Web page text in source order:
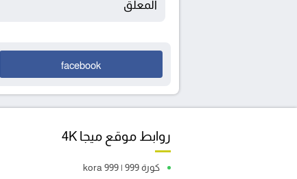
المعلق
facebook
روابط موقع ميجا 4K
كورة 999 | kora 999